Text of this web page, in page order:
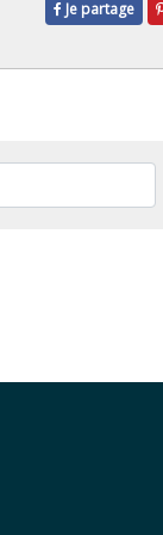
Je partage